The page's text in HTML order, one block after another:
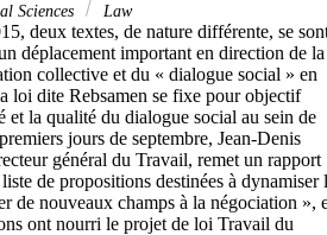
Sciences Law
deux textes, de nature différente, se
déplacement important en direction de la
collective et du « dialogue social » en
loi dite Rebsamen se fixe pour objectif
et la qualité du dialogue social au sein de
jours de septembre, Jean-Denis
général du Travail, remet un rapport
de propositions destinées à dynamiser
de nouveaux champs à la négociation »,
ont nourri le projet de loi Travail du